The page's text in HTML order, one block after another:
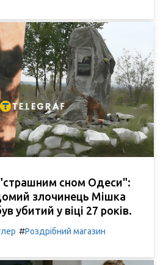
сном Одеси":
злочинець Мішка
убитий у віці 27 років.
#Роздрібний магазин